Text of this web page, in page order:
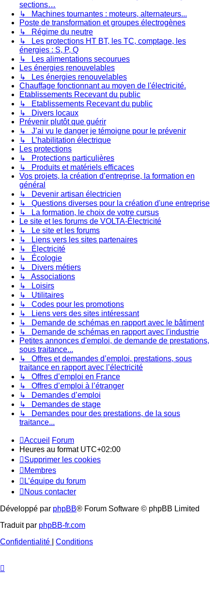
sections…
↳ Machines tournantes : moteurs, alternateurs...
Poste de transformation et groupes électrogènes
↳ Régime du neutre
↳ Les protections HT BT, les TC, comptage, les
énergies : S, P, Q
↳ Les alimentations secourues
Les énergies renouvelables
↳ Les énergies renouvelables
Chauffage fonctionnant au moyen de l'électricité.
Etablissements Recevant du public
↳ Etablissements Recevant du public
↳ Divers locaux
Prévenir plutôt que guérir
↳ J’ai vu le danger je témoigne pour le prévenir
↳ L’habilitation électrique
Les protections
↳ Protections particulières
↳ Produits et matériels efficaces
Vos projets, la création d’entreprise, la formation en
général
↳ Devenir artisan électricien
↳ Questions diverses pour la création d'une entreprise
↳ La formation, le choix de votre cursus
Le site et les forums de VOLTA-Électricité
↳ Le site et les forums
↳ Liens vers les sites partenaires
↳ Électricité
↳ Écologie
↳ Divers métiers
↳ Associations
↳ Loisirs
↳ Utilitaires
↳ Codes pour les promotions
↳ Liens vers des sites intéressant
↳ Demande de schémas en rapport avec le bâtiment
↳ Demande de schémas en rapport avec l'industrie
Petites annonces d'emploi, de demande de prestations,
sous traitance...
↳ Offres et demandes d’emploi, prestations, sous
traitance en rapport avec l’électricité
↳ Offres d’emploi en France
↳ Offres d’emploi à l’étranger
↳ Demandes d’emploi
↳ Demandes de stage
↳ Demandes pour des prestations, de la sous
traitance...
Accueil
Forum
Heures au format UTC+02:00
Supprimer les cookies
Membres
L’équipe du forum
Nous contacter
Développé par phpBB® Forum Software © phpBB Limited
Traduit par phpBB-fr.com
Confidentialité
Conditions